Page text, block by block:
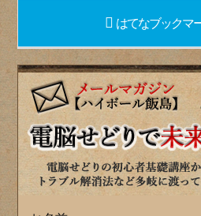
はてなブックマ